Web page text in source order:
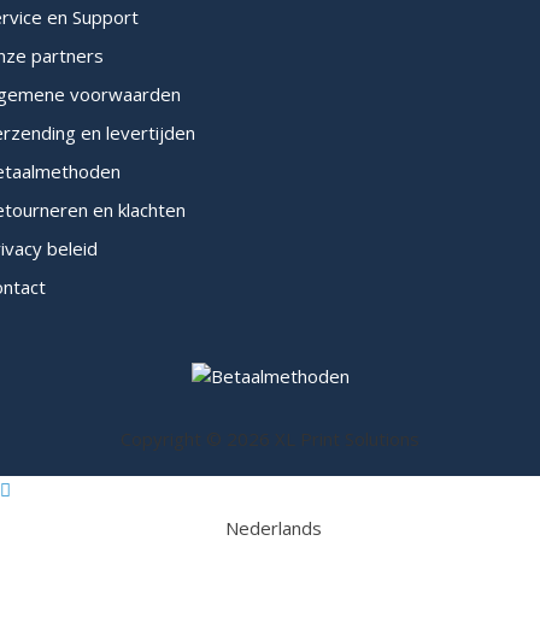
en Support
partners
voorwaarden
en levertijden
en klachten
beleid
Copyright © 2026 XL Print Solutions
Nederlands